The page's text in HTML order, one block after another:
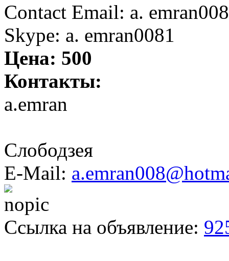
Contact Email: a.
Skype: a. emran0081
Цена: 500
Контакты:
a.emran
Слободзея
E-Mail:
Ссылка на объявление: